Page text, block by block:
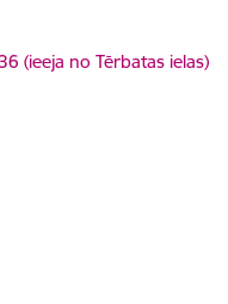
(ieeja no Tērbatas ielas)